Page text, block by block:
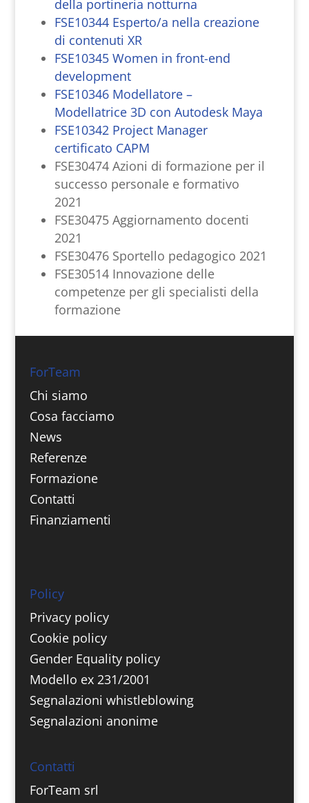
della portineria notturna
FSE10344 Esperto/a nella creazione
di contenuti XR
FSE10345 Women in front-end
development
FSE10346 Modellatore –
Modellatrice 3D con Autodesk Maya
FSE10342 Project Manager
certificato CAPM
FSE30474 Azioni di formazione per il
successo personale e formativo
2021
FSE30475 Aggiornamento docenti
2021
FSE30476 Sportello pedagogico 2021
FSE30514 Innovazione delle
competenze per gli specialisti della
formazione
ForTeam
Chi siamo
Cosa facciamo
News
Referenze
Formazione
Contatti
Finanziamenti
Policy
Privacy policy
Cookie policy
Gender Equality policy
Modello ex 231/2001
Segnalazioni whistleblowing
Segnalazioni anonime
Contatti
ForTeam srl